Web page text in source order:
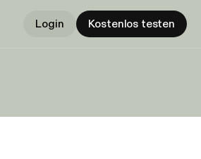
Login Kostenlos testen